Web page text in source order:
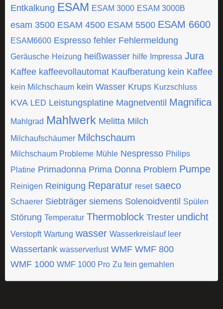
Entkalkung ESAM ESAM 3000 ESAM 3000B
esam 3500 ESAM 4500 ESAM 5500 ESAM 6600
ESAM6600 Espresso fehler Fehlermeldung
Geräusche Heizung heißwasser hilfe Impressa Jura
Kaffee kaffeevollautomat Kaufberatung kein Kaffee
kein Milchschaum kein Wasser Krups Kurzschluss
KVA LED Leistungsplatine Magnetventil Magnifica
Mahlgrad Mahlwerk Melitta Milch
Milchaufschäumer Milchschaum
Milchschaum Probleme Mühle Nespresso Philips
Platine Primadonna Prima Donna Problem Pumpe
Reinigen Reinigung Reparatur reset saeco
Schaerer Siebträger siemens Solenoidventil Spülen
Störung Temperatur Thermoblock Trester undicht
Verstopft Wartung wasser Wasserkreislauf leer
Wassertank wasserverlust WMF WMF 800
WMF 1000 WMF 1000 Pro Zu fein gemahlen